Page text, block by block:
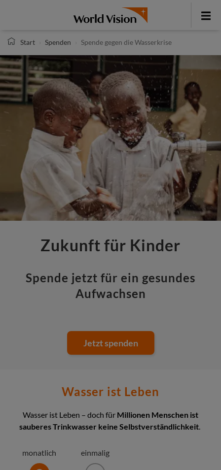
Toggle
Start
Spenden Spende gegen die Wasserkrise
Zukunft für Kinder
Spende jetzt für ein gesundes
Aufwachsen
Jetzt spenden
Wasser ist Leben
Wasser ist Leben – doch für Millionen Menschen ist
sauberes Trinkwasser keine Selbstverständlichkeit
monatlich einmalig